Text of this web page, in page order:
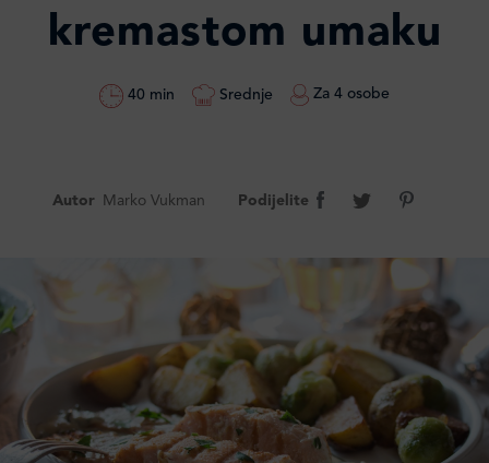
kremastom umaku
40 min Srednje Za 4 osobe
Autor Marko Vukman Podijelite